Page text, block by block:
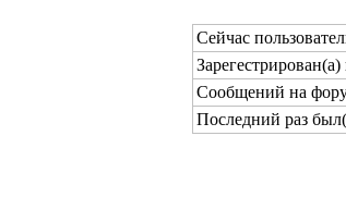
Сейчас
Зарегестрирован(а)
Сообщений на
Последний раз